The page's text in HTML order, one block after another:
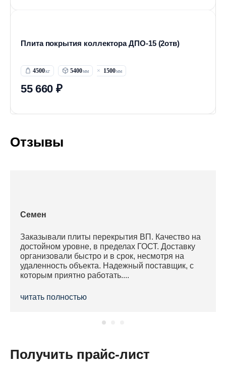
Плита покрытия коллектора ДПО-15 (2отв)
4500 5400 1500
55 660 ₽
Отзывы
Заказывали плиты перекрытия ВП. Качество на
достойном уровне, в пределах ГОСТ. Доставку
организовали быстро и в срок, несмотря на
удаленность объекта. Надежный поставщик, с
которым приятно работать....
читать полностью
Семен
Получить прайс-лист